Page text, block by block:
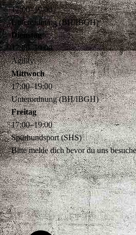
17:00–19:00
Unterordnung (BH/IBGH)
Dienstag
17:00–19:00
Agility
Mittwoch
17:00–19:00
Unterordnung (BH/IBGH)
Freitag
17:00–19:00
Spürhundsport (SHS)
Bitte melde dich bevor du uns